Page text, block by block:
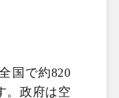
国で約820
。政府は空